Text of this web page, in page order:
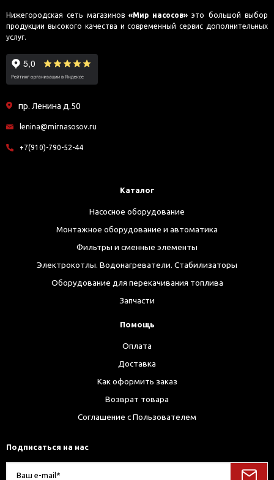
Нижегородская сеть магазинов «Мир насосов» это большой выбор
продукции высокого качества и современный сервис дополнительных
услуг.
пр. Ленина д.50
lenina@mirnasosov.ru
+7(910)-790-52-44
Каталог
Насосное оборудование
Монтажное оборудование и автоматика
Фильтры и сменные элементы
Электрокотлы. Водонагреватели. Стабилизаторы
Оборудование для перекачивания топлива
Запчасти
Помощь
Оплата
Доставка
Как оформить заказ
Возврат товара
Соглашение с Пользователем
Подписаться на нас